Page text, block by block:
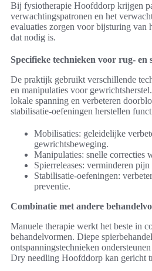
Bij fysiotherapie Hoofddorp krijgen
verwachtingspatronen en het
evaluaties zorgen voor bijsturing van
dat nodig is.
Specifieke technieken voor rug- en
De praktijk gebruikt verschillende
en manipulaties voor
lokale spanning en verbeteren
stabilisatie-oefeningen herstellen
Mobilisaties: geleidelijke
gewrichtsbeweging.
Manipulaties: snelle correcties
Spierreleases: verminderen
Stabilisatie-oefeningen:
preventie.
Combinatie met andere
Manuele therapie werkt het beste in
behandelvormen. Diepe
ontspanningstechnieken
Dry needling Hoofddorp kan gericht